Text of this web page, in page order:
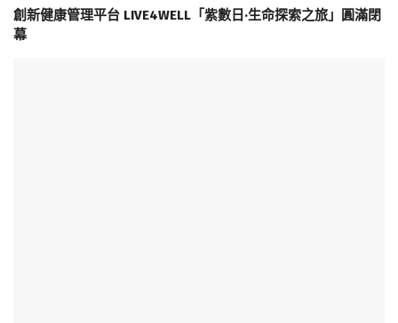
創新健康管理平台 LIVE4WELL「紫數日·生命探索之旅」圓滿閉
幕